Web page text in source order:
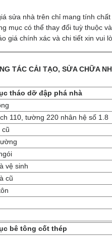
sửa nhà trên chỉ mang tính
mục có thể thay đổi tuỳ thuộc
giá chính xác và chi tiết xin vui
TÁC CẢI TẠO, SỬA CHỮA
tháo dỡ đập phá nhà
110, tường 220 nhân hệ số 1.8
cũ
vệ sinh
cũ
bê tông cốt thép